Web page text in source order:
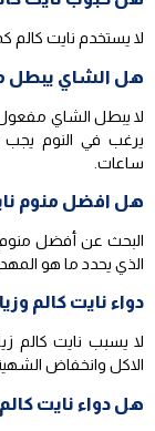
لا يستخدم نايت
هل الشاي يبطل
لا يبطل الشاي
ساعات.
هل افضل منوم
البحث عن أفضل منوم
الذي يحدد ما هو
دواء نايت كالم
لا يسبب نايت كالم
الاكل وانخفاض
هل دواء نايت